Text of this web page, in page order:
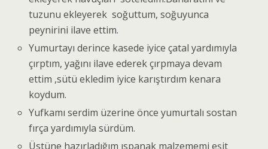
tuzunu ekleyerek soğuttum, soğuyunca
peynirini ilave ettim.
Yumurtayı derince kasede iyice çatal yardımıyla
çırptım, yağını ilave ederek çırpmaya devam
ettim ,sütü ekledim iyice karıştırdım kenara
koydum.
Yufkamı serdim üzerine önce yumurtalı sostan
fırça yardımıyla sürdüm.
Üstüne hazırladığım ıspanak malzememi eşit